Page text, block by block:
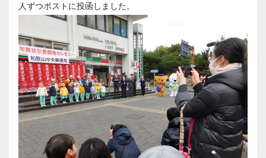
人ずつポストに投函しました。